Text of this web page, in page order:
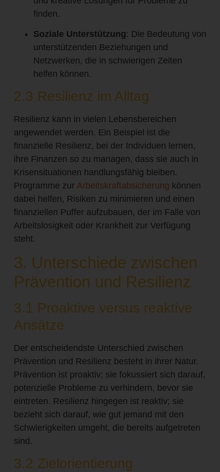
finden.
Soziale Unterstützung: Die Bedeutung von
unterstützenden Beziehungen und
Netzwerken, die in schwierigen Zeiten
helfen können.
2.3 Resilienz im Alltag
Resilienz kann in vielen Lebensbereichen
angewendet werden. Ein Beispiel ist die
finanzielle Resilienz, bei der Individuen lernen,
ihre Finanzen so zu managen, dass sie auch in
Krisensituationen handlungsfähig bleiben.
Programme zur Arbeitskraftabsicherung können
dabei helfen, Risiken zu minimieren und einen
finanziellen Puffer aufzubauen, der im Falle von
Arbeitslosigkeit oder Krankheit zur Verfügung
steht.
3. Unterschiede zwischen
Prävention und Resilienz
3.1 Proaktive versus reaktive
Ansätze
Der entscheidendste Unterschied zwischen
Prävention und Resilienz besteht in ihrer Natur.
Prävention ist proaktiv; sie fokussiert sich darauf,
potenzielle Probleme zu verhindern, bevor sie
eintreten. Resilienz hingegen ist reaktiv; sie
bezieht sich darauf, wie gut jemand mit den
Schwierigkeiten umgeht, die bereits aufgetreten
sind.
3.2 Zielorientierung